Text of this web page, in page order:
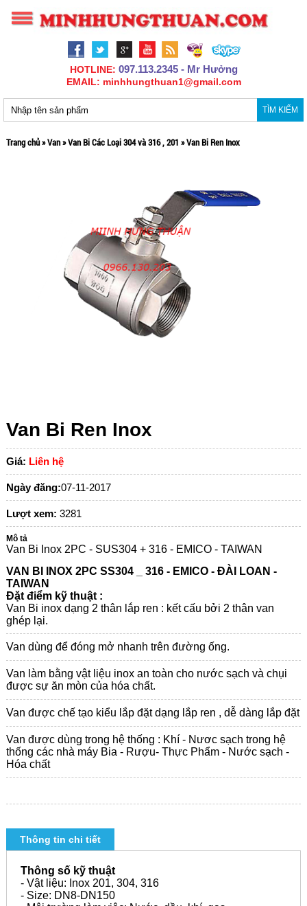
HOTLINE: 097.113.2345 - Mr Hưởng
EMAIL: minhhungthuan1@gmail.com
TÌM KIẾM
Trang chủ»Van»Van Bi Các Loại 304 và 316 , 201 »Van Bi Ren Inox
Van Bi Ren Inox
Giá: Liên hệ
Ngày đăng:07-11-2017
Lượt xem: 3281
Mô tả
Van Bi Inox 2PC - SUS304 + 316 - EMICO - TAIWAN
VAN BI INOX 2PC SS304 _ 316 - EMICO - ĐÀI LOAN -
TAIWAN
Đặt điểm kỹ thuật :
Van Bi inox dạng 2 thân lắp ren : kết cấu bởi 2 thân van
ghép lại.
Van dùng để đóng mở nhanh trên đường ống.
Van làm bằng vật liệu inox an toàn cho nước sạch và chụi
được sự ăn mòn của hóa chất.
Van được chế tạo kiểu lắp đặt dạng lắp ren , dễ dàng lắp đặt
Van được dùng trong hệ thống : Khí - Nươc sạch trong hệ
thống các nhà máy Bia - Rượu- Thực Phẩm - Nước sạch -
Hóa chất
Thông tin chi tiết
Thông số kỹ thuật
- Vật liệu: Inox 201, 304, 316
- Size: DN8-DN150